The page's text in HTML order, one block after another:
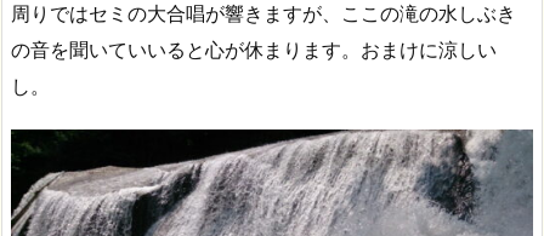
周りではセミの大合唱が響きますが、ここの滝の水しぶき
の音を聞いていいると心が休まります。おまけに涼しい
し。